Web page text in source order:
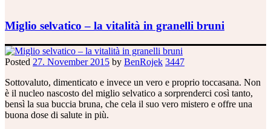
Miglio selvatico – la vitalità in granelli bruni
Posted 27. November 2015 by BenRojek 3447
Sottovaluto, dimenticato e invece un vero e proprio toccasana. Non
è il nucleo nascosto del miglio selvatico a sorprenderci così tanto,
bensì la sua buccia bruna, che cela il suo vero mistero e offre una
buona dose di salute in più.